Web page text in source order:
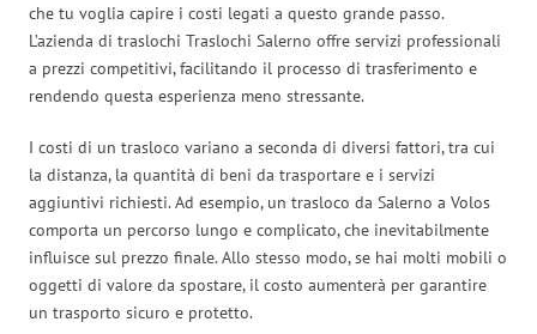
che tu voglia capire i costi legati a questo grande passo.
L’azienda di traslochi Traslochi Salerno offre servizi professionali
a prezzi competitivi, facilitando il processo di trasferimento e
rendendo questa esperienza meno stressante.
I costi di un trasloco variano a seconda di diversi fattori, tra cui
la distanza, la quantità di beni da trasportare e i servizi
aggiuntivi richiesti. Ad esempio, un trasloco da Salerno a Volos
comporta un percorso lungo e complicato, che inevitabilmente
influisce sul prezzo finale. Allo stesso modo, se hai molti mobili o
oggetti di valore da spostare, il costo aumenterà per garantire
un trasporto sicuro e protetto.